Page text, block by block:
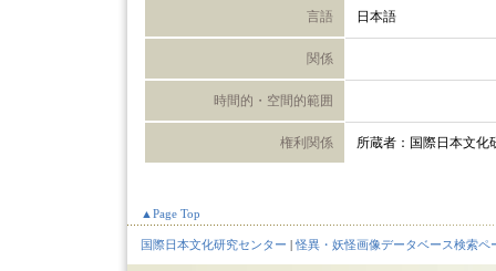
言語 日本語
関係
時間的・空間的範囲
権利関係 所蔵者：国際日本文化
▲Page Top
国際日本文化研究センター |怪異・妖怪画像データベース検索ペ